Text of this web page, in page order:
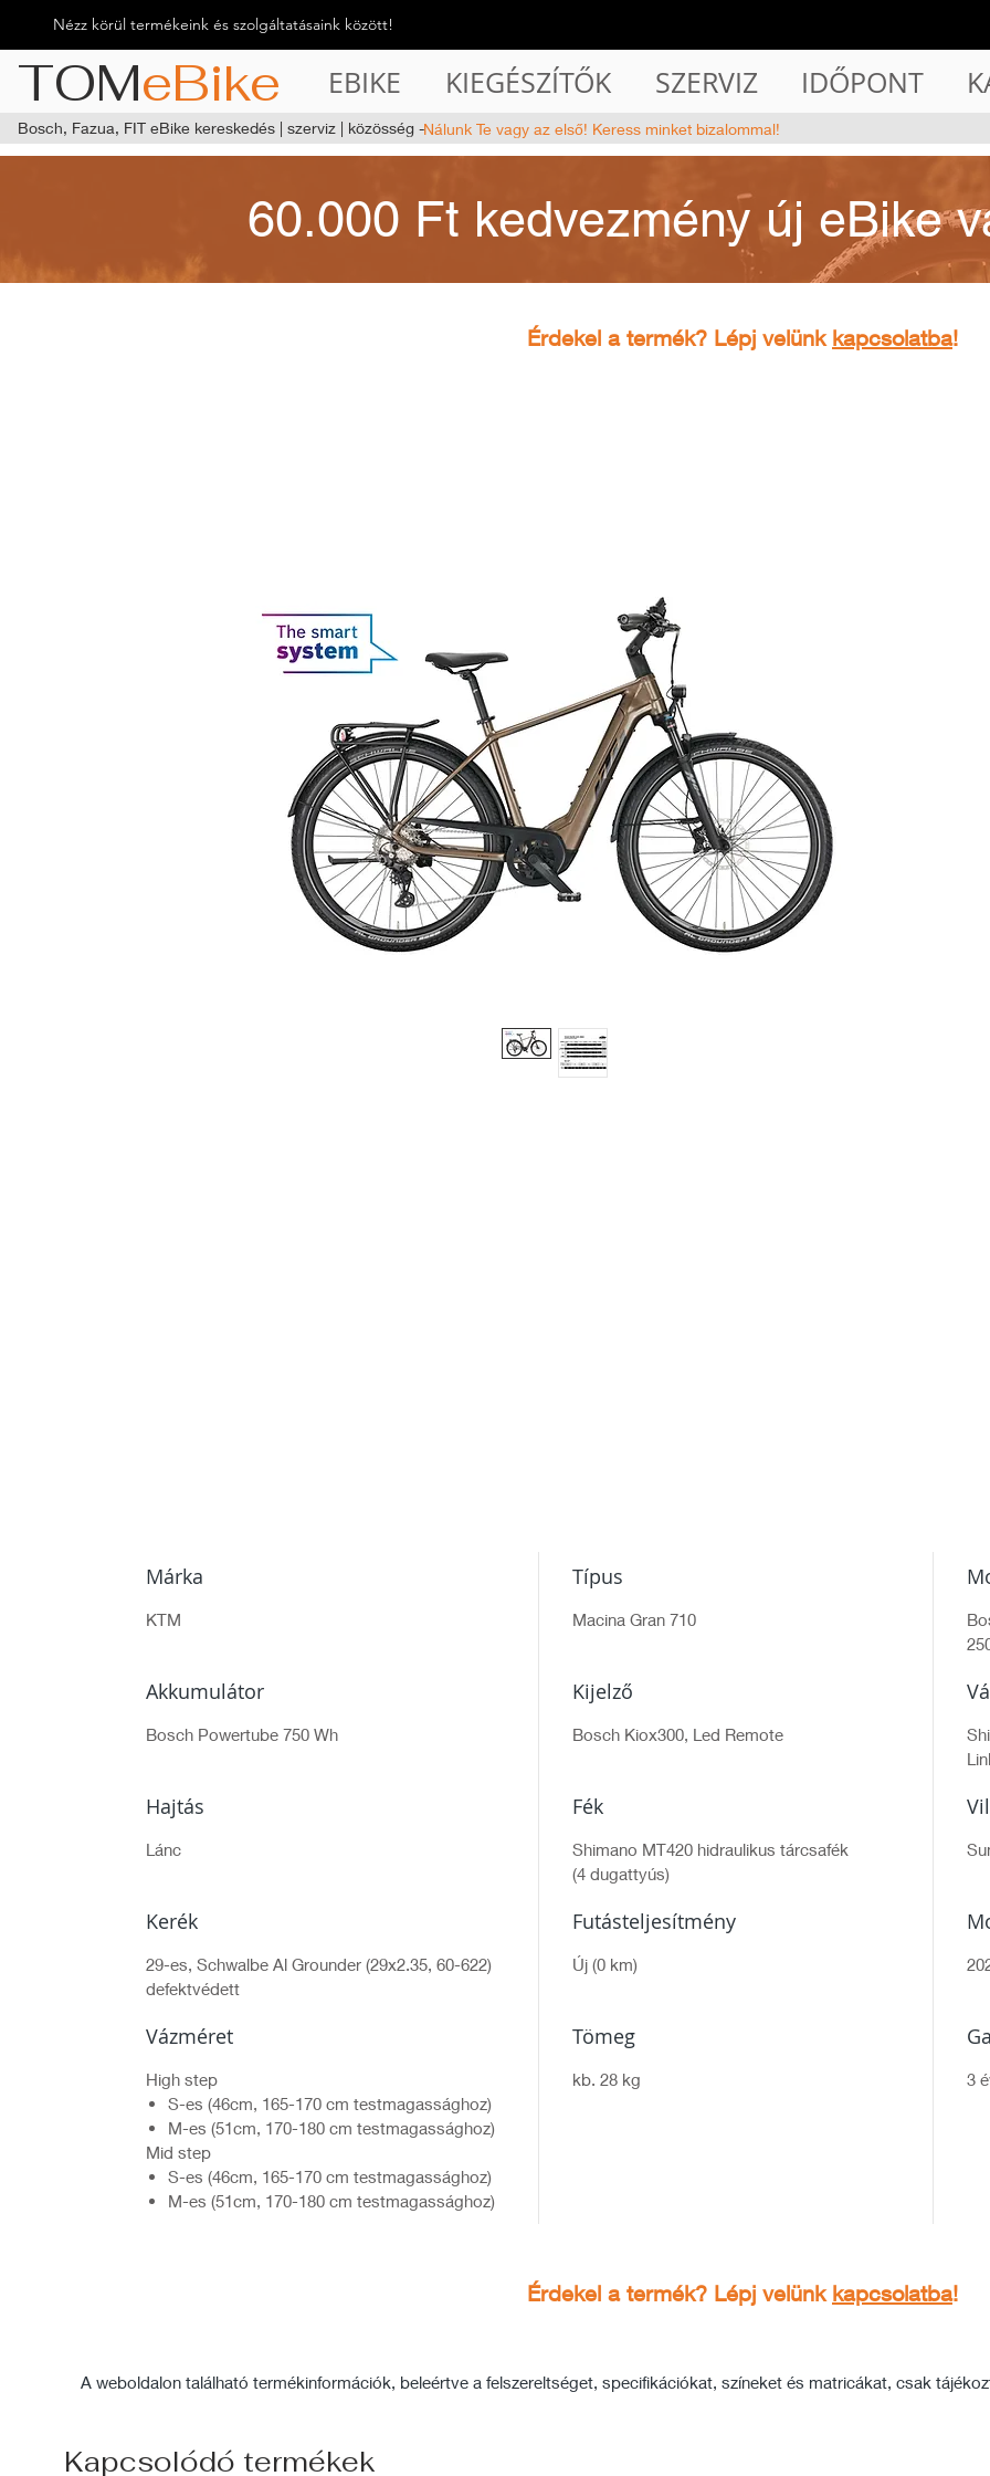
Nézz körül termékeink és szolgáltatásaink között!
EBIKE KIEGÉSZÍTŐK SZERVIZ IDŐPONT
Bosch, Fazua, FIT eBike kereskedés | szerviz | közösség -Nálunk Te vagy az első! Keress minket bizalommal!
TOMeBike
60.000 Ft kedvezmény új eBike
Érdekel a termék? Lépj velünk kapcsolatba!
Márka
KTM
Típus
Macina Gran 710
Akkumulátor
Bosch Powertube 750 Wh
Kijelző
Bosch Kiox300, Led Remote
Hajtás
Lánc
Fék
Shimano MT420 hidraulikus tárcsafék
(4 dugattyús)
Kerék
29-es, Schwalbe Al Grounder (29x2.35, 60-622)
defektvédett
Futásteljesítmény
Új (0 km)
Vázméret
High step
S-es (46cm, 165-170 cm testmagassághoz)
M-es (51cm, 170-180 cm testmagassághoz)
Mid step
S-es (46cm, 165-170 cm testmagassághoz)
M-es (51cm, 170-180 cm testmagassághoz)
Tömeg
kb. 28 kg 3
Érdekel a termék? Lépj velünk kapcsolatba!
A weboldalon található termékinformációk, beleértve a felszereltséget, specifikációkat, színeket és matricákat, csak
Kapcsolódó termékek